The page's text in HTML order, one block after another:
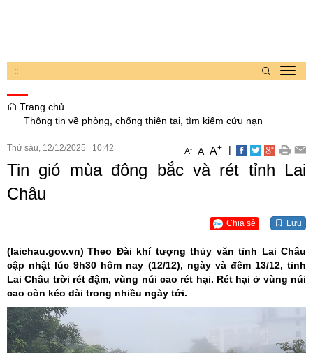
::
Trang chủ
Thông tin về phòng, chống thiên tai, tìm kiếm cứu nạn
Thứ sáu, 12/12/2025 10:42 A- A A+ |
Tin gió mùa đông bắc và rét tỉnh Lai
Châu
Chia sẻ Lưu
(laichau.gov.vn) Theo Đài khí tượng thủy văn tỉnh Lai Châu
cập nhật lúc 9h30 hôm nay (12/12), ngày và đêm 13/12, tỉnh
Lai Châu trời rét đậm, vùng núi cao rét hại. Rét hại ở vùng núi
cao còn kéo dài trong nhiều ngày tới.